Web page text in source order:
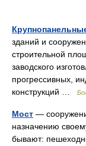
зданий и
строительной
заводского
прогрессивных,
конструкций …
Мост —
назначению
бывают: